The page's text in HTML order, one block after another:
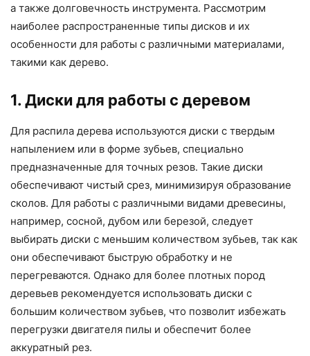
а также долговечность инструмента. Рассмотрим
наиболее распространенные типы дисков и их
особенности для работы с различными материалами,
такими как дерево.
1. Диски для работы с деревом
Для распила дерева используются диски с твердым
напылением или в форме зубьев, специально
предназначенные для точных резов. Такие диски
обеспечивают чистый срез, минимизируя образование
сколов. Для работы с различными видами древесины,
например, сосной, дубом или березой, следует
выбирать диски с меньшим количеством зубьев, так как
они обеспечивают быструю обработку и не
перегреваются. Однако для более плотных пород
деревьев рекомендуется использовать диски с
большим количеством зубьев, что позволит избежать
перегрузки двигателя пилы и обеспечит более
аккуратный рез.